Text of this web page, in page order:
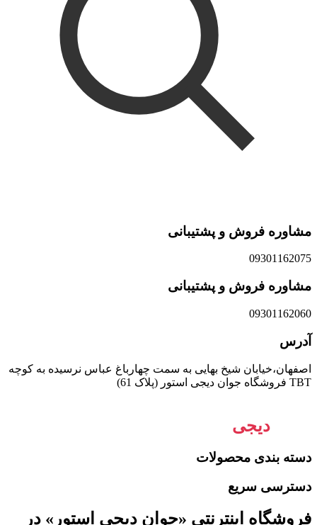
مشاوره فروش و پشتیبانی
09301162075
مشاوره فروش و پشتیبانی
09301162060
آدرس
اصفهان،خیابان شیخ بهایی به سمت چهارباغ عباس نرسیده به کوچه
TBT فروشگاه جوان دیجی استور (پلاک 61)
دیجی
دسته بندی محصولات
دسترسی سریع
فروشگاه اینترنتی «جوان دیجی استور» در